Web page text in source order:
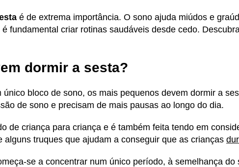
é de extrema importância. O sono ajuda miúdos e
fundamental criar rotinas saudáveis desde cedo.
dormir a sesta?
bloco de sono, os mais pequenos devem dormir a
de sono e precisam de mais pausas ao longo do dia.
de criança para criança e é também feita tendo em
truques que ajudam a conseguir que as crianças
se a concentrar num único período, à semelhança do